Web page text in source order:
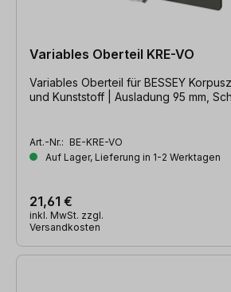
Variables Oberteil KRE-VO
Variables Oberteil für BESSEY
und Kunststoff | Ausladung 95 mm,
Art.-Nr.: BE-KRE-VO
Auf Lager, Lieferung in 1-2 Werktagen
21,61 €
inkl. MwSt. zzgl.
Versandkosten